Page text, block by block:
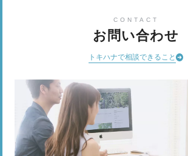
CONTACT
お問い合わせ
トキハナで相談できること